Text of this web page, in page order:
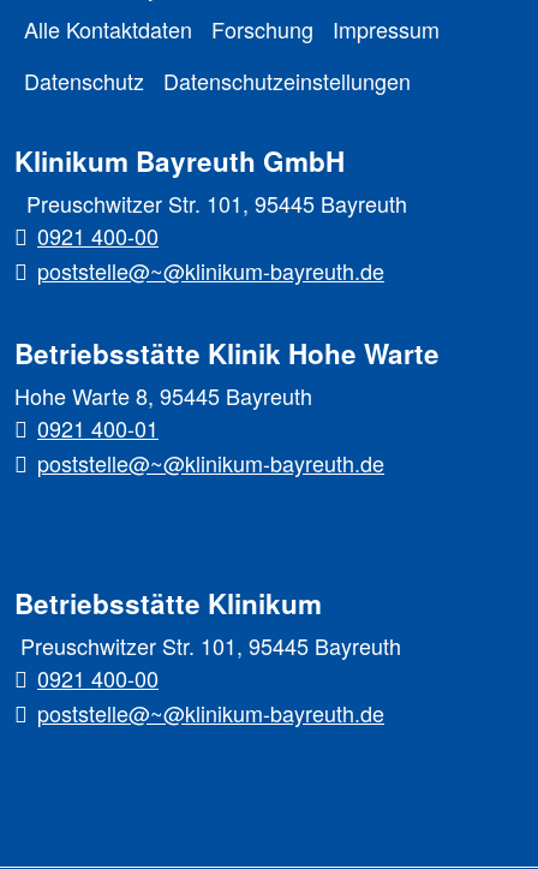
Alle Kontaktdaten Forschung
Impressum
Datenschutz
Datenschutzeinstellungen
Klinikum Bayreuth GmbH
Preuschwitzer Str. 101, 95445 Bayreuth
0921 400-00
poststelle@~@klinikum-bayreuth.de
Betriebsstätte Klinik Hohe Warte
Hohe Warte 8, 95445 Bayreuth
0921 400-01
poststelle@~@klinikum-bayreuth.de
Betriebsstätte Klinikum
Preuschwitzer Str. 101, 95445 Bayreuth
0921 400-00
poststelle@~@klinikum-bayreuth.de